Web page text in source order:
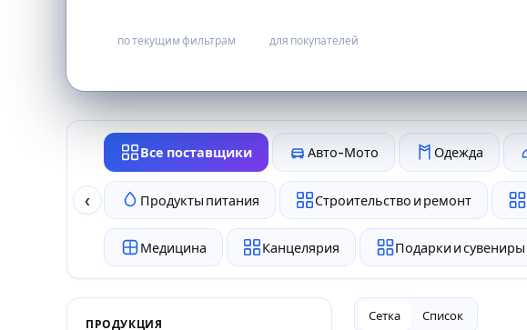
по текущим фильтрам для покупателей
‹
Все поставщики Авто-Мото Одежда
Продукты питания Строительство и ремонт
Медицина Канцелярия Подарки и сувениры
ПРОДУКЦИЯ
Сетка Список